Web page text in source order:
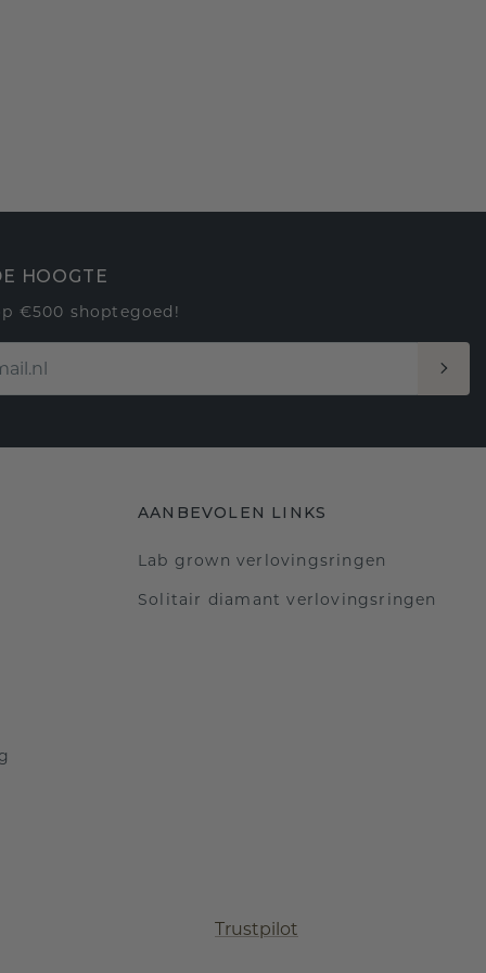
HOOGTE
€500 shoptegoed!
AANBEVOLEN LINKS
Lab grown verlovingsringen
Solitair diamant verlovingsringen
Trustpilot